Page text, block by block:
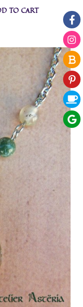
TO CART